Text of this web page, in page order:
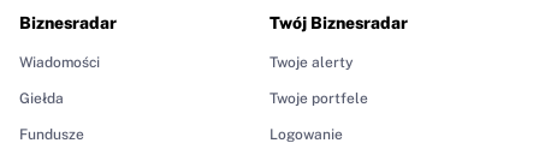
Biznesradar
Wiadomości
Giełda
Fundusze
Twój Biznesradar
Twoje alerty
Twoje portfele
Logowanie